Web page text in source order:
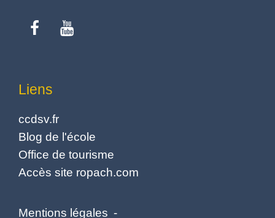
Liens
ccdsv.fr
Blog de l'école
Office de tourisme
Accès site ropach.com
Mentions légales -